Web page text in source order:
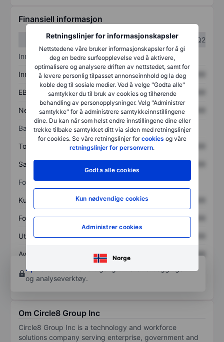
Retningslinjer for informasjonskapsler
Nettstedene våre bruker informasjonskapsler for å gi
deg en bedre surfeopplevelse ved å aktivere,
optimalisere og analysere driften av nettstedet, samt for
å levere personlig tilpasset annonseinnhold og la deg
koble deg til sosiale medier. Ved å velge "Godta alle"
samtykker du til bruk av cookies og tilhørende
behandling av personopplysninger. Velg "Administrer
samtykke" for å administrere samtykkeinnstillingene
dine. Du kan når som helst endre innstillingene dine eller
trekke tilbake samtykket ditt via siden med retningslinjer
for cookies. Se våre retningslinjer forcookies og våre
retningslinjer for personvern.
Godta alle cookies
Kun nødvendige cookies
Administrer cookies
Norge
Finansiell informasjon
Q1
Q2
Inntektsoversikt
Inntekter XXXXXXX XXXXXXX
EBITDA XXXXXXX XXXXXXX
Nettoinntekt XXXXXXX XXXXXXX
Balanse
Totale eiendeler XXXXXXX
Samlet gjeld XXXXXXX
Forholdstall
Kurs/salg XXXXXXX
Fortjeneste per aksje XXXXXXX XXXXXXX
Utbytte per aksje XXXXXXX XXXXXXX
Avkastning på
XXXXXXX
Åpne konto
og analyseverktøy.
Om Circle8 Group Inc
Circle8 Group Inc is a technology and workforce
solutions company serving enterprise, government and